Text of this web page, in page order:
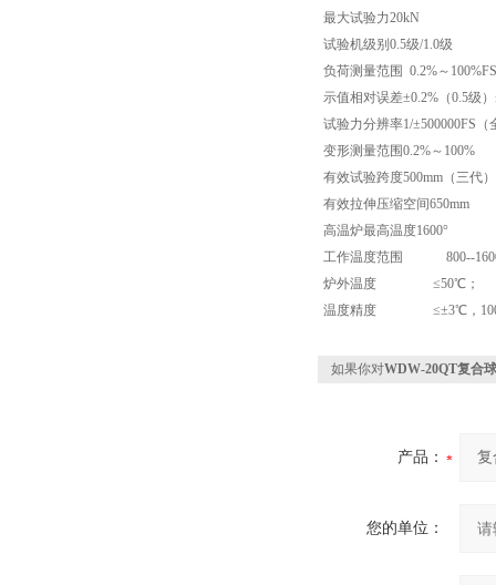
最大试验力20kN
试验机级别0.5级/1.0级
负荷测量范围 0.2%～
示值相对误差±0.2%（0.5级
试验力分辨率1/±500000FS
变形测量范围0.2%～100%
有效试验跨度500mm（三代）
有效拉伸压缩空间650mm
高温炉最高温度1600°
工作温度范围 800--
炉外温度 ≤50℃；
温度精度 ≤±3℃，
如果你对WDW-20QT复合
产品：
您的单位：